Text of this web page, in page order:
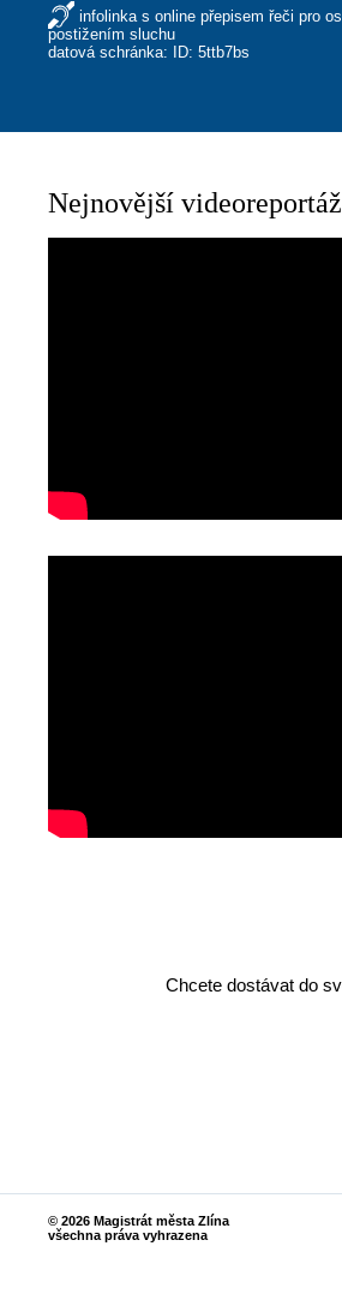
infolinka s online přepisem řeči pro
postižením sluchu
datová schránka: ID: 5ttb7bs
Nejnovější
Chcete dostávat do
© 2026 Magistrát města Zlína
všechna práva vyhrazena